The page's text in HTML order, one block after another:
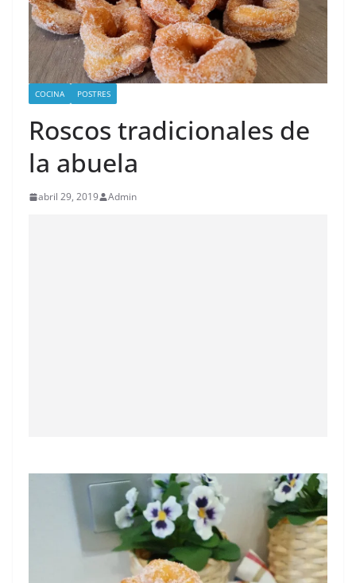
COCINA POSTRES
Roscos tradicionales de
la abuela
abril 29, 2019 Admin